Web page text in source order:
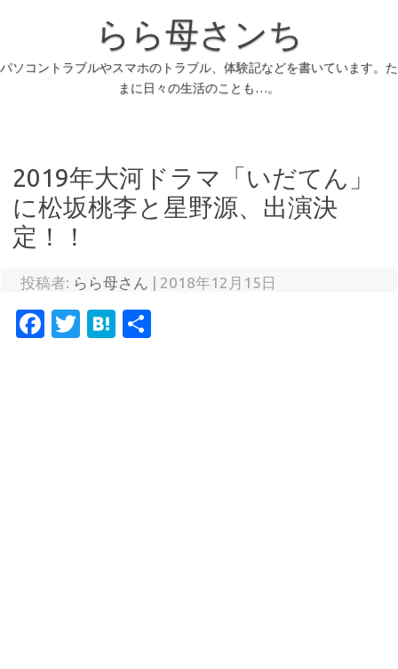
らら母さンち
パソコントラブルやスマホのトラブル、体験記などを書いています。た
まに日々の生活のことも…。
2019年大河ドラマ「いだてん」
に松坂桃李と星野源、出演決
定！！
投稿者: らら母さん | 2018年12月15日
Fa
T
H